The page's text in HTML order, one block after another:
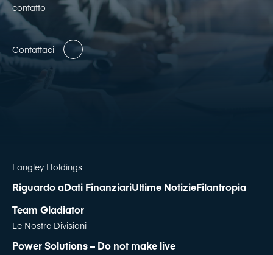
contatto
Contattaci
Langley Holdings
Riguardo aDati FinanziariUltime NotizieFilantropia
Team Gladiator
Le Nostre Divisioni
Power Solutions – Do not make live